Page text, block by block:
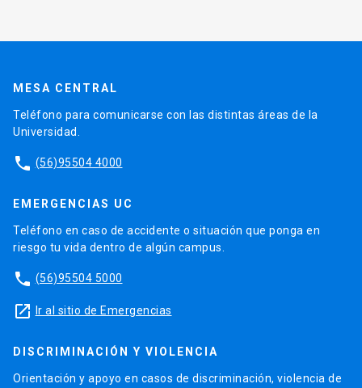
MESA CENTRAL
Teléfono para comunicarse con las distintas áreas de la
Universidad.
phone (56)95504 4000
EMERGENCIAS UC
Teléfono en caso de accidente o situación que ponga en
riesgo tu vida dentro de algún campus.
phone (56)95504 5000
launch Ir al sitio de Emergencias
DISCRIMINACIÓN Y VIOLENCIA
Orientación y apoyo en casos de discriminación, violencia de